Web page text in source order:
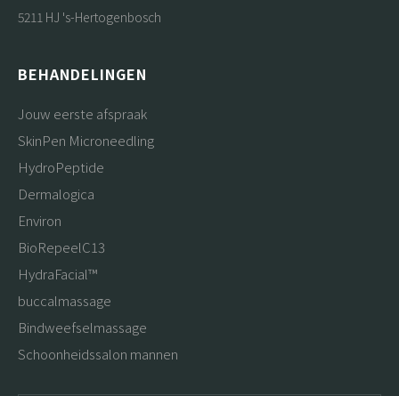
5211 HJ 's-Hertogenbosch
BEHANDELINGEN
Jouw eerste afspraak
SkinPen Microneedling
HydroPeptide
Dermalogica
Environ
BioRepeelC13
HydraFacial™
buccalmassage
Bindweefselmassage
Schoonheidssalon mannen